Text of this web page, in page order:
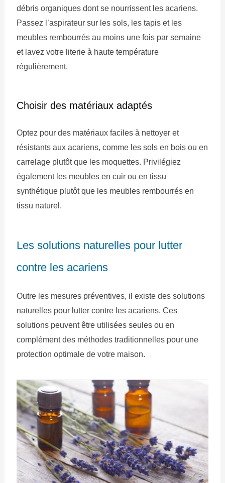
débris organiques dont se nourrissent les acariens.
Passez l’aspirateur sur les sols, les tapis et les
meubles rembourrés au moins une fois par semaine
et lavez votre literie à haute température
régulièrement.
Choisir des matériaux adaptés
Optez pour des matériaux faciles à nettoyer et
résistants aux acariens, comme les sols en bois ou en
carrelage plutôt que les moquettes. Privilégiez
également les meubles en cuir ou en tissu
synthétique plutôt que les meubles rembourrés en
tissu naturel.
Les solutions naturelles pour lutter
contre les acariens
Outre les mesures préventives, il existe des solutions
naturelles pour lutter contre les acariens. Ces
solutions peuvent être utilisées seules ou en
complément des méthodes traditionnelles pour une
protection optimale de votre maison.